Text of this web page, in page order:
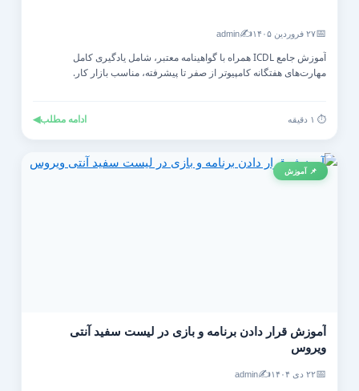
۲۷ فروردین ۱۴۰۵ ✍️
admin
آموزش جامع ICDL همراه با گواهینامه معتبر، شامل یادگیری کامل
مهارت‌های هفتگانه کامپیوتر از صفر تا پیشرفته، مناسب بازار کار.
ادامه مطلب◀
📌 آموزش
آموزش قرار دادن برنامه و بازی در لیست سفید آنتی‌
ویروس
۲۲ دی ۱۴۰۴ ✍️
admin